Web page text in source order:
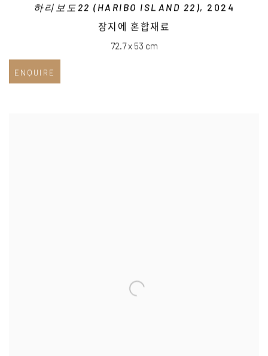
하리보도22 (HARIBO ISLAND 22), 2024
장지에 혼합재료
72.7 x 53 cm
ENQUIRE